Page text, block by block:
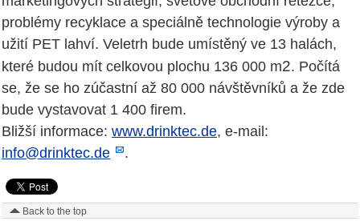
problémy recyklace a speciálně technologie výroby a
užití PET lahví. Veletrh bude umístěný ve 13 halách,
které budou mít celkovou plochu 136 000 m2. Počítá
se, že se ho zúčastní až 80 000 návštěvníků a že zde
bude vystavovat 1 400 firem.
Bližší informace: www.drinktec.de, e-mail:
info@drinktec.de
.
Back to the top